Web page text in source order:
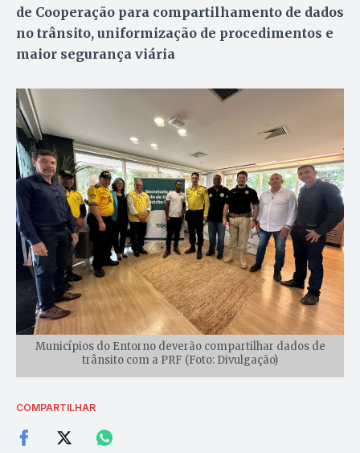
de Cooperação para compartilhamento de dados
no trânsito, uniformização de procedimentos e
maior segurança viária
Municípios do Entorno deverão compartilhar dados de
trânsito com a PRF (Foto: Divulgação)
COMPARTILHAR